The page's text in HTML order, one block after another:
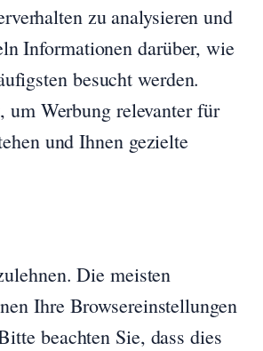
zu analysieren und
Informationen darüber, wie
besucht werden.
um Werbung relevanter für
und Ihnen gezielte
Die meisten
Ihre Browsereinstellungen
beachten Sie, dass dies